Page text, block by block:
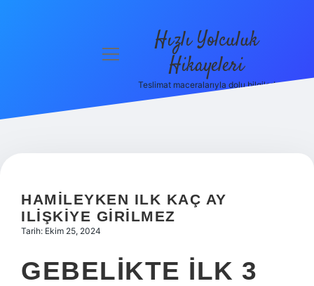
Hakkımızda
menüyü
Hızlı Yolculuk
Hikayeleri
Teslimat maceralarıyla dolu bilgiler!
HAMILEYKEN ILK KAÇ AY
ILIŞKIYE GIRILMEZ
Tarih: Ekim 25, 2024
GEBELIKTE ILK 3